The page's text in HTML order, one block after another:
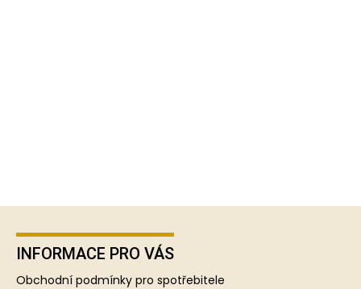
Z
INFORMACE PRO VÁS
Obchodní podmínky pro spotřebitele